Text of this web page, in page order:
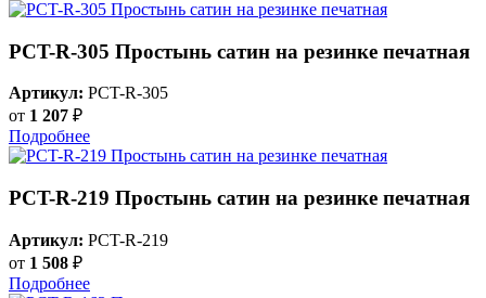
PCT-R-305 Простынь сатин на резинке печатная
Артикул: PCT-R-305
от 1 207 ₽
Подробнее
PCT-R-219 Простынь сатин на резинке печатная
Артикул: PCT-R-219
от 1 508 ₽
Подробнее